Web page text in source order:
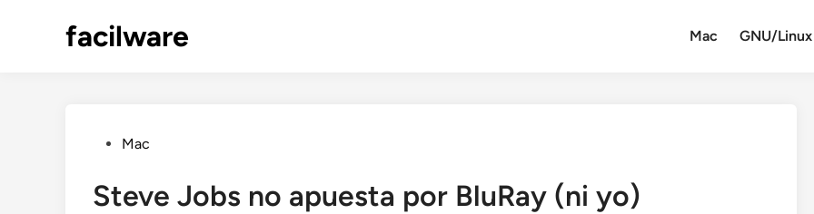
facilware Mac GNU/Linux
Publicado
Mac
Steve Jobs no apuesta por BluRay (ni yo)